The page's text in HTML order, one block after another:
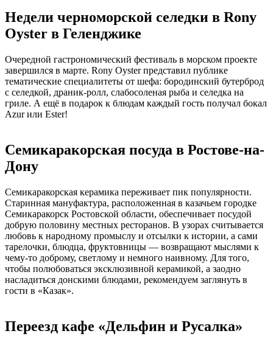
Недели черноморской селедки в Rony
Oyster в Геленджике
Очередной гастрономический фестиваль в морском проекте
завершился в марте. Rony Oyster представил публике
тематические специалитеты от шефа: бородинский бутерброд
с селедкой, драник-ролл, слабосоленая рыба и селедка на
гриле. А ещё в подарок к блюдам каждый гость получал бокал
Azur или Ester!
Семикаракорская посуда в Ростове-на-
Дону
Семикаракорская керамика переживает пик популярности.
Старинная мануфактура, расположенная в казачьем городке
Семикаракорск Ростовской области, обеспечивает посудой
добрую половину местных ресторанов. В узорах считывается
любовь к народному промыслу и отсылки к истории, а сами
тарелочки, блюдца, фруктовницы — возвращают мыслями к
чему-то доброму, светлому и немного наивному. Для того,
чтобы полюбоваться эксклюзивной керамикой, а заодно
насладиться донскими блюдами, рекомендуем заглянуть в
гости в «Казак».
Переезд кафе «Дельфин и Русалка»